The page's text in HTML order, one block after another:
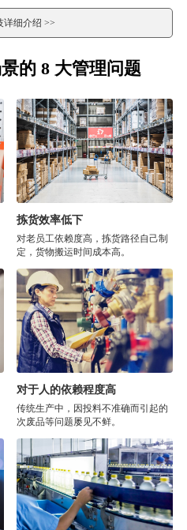
详细介绍 >>
的 8 大管理问题
拣货效率低下
对老员工依赖度高，拣货路径自己制
定，货物搬运时间成本高。
对于人的依赖程度高
传统生产中，因投料不准确而引起的
次废品等问题屡见不鲜。